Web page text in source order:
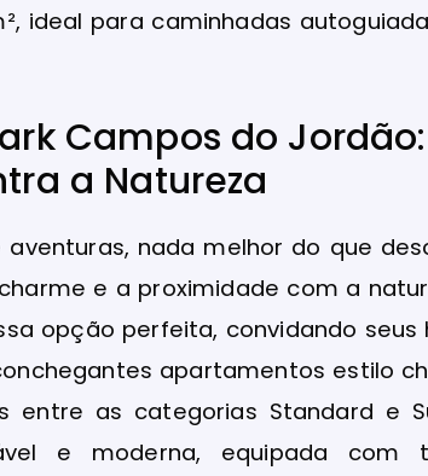
ideal para caminhadas
Campos do
a Natureza
nada melhor do que
e a proximidade com a
opção perfeita, convidando
apartamentos estilo
entre as categorias Standard e
e moderna, equipada com